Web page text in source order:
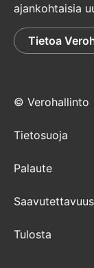
ajankohtaisia
Tietoa
© Verohallinto
Tietosuoja
Palaute
Tulosta